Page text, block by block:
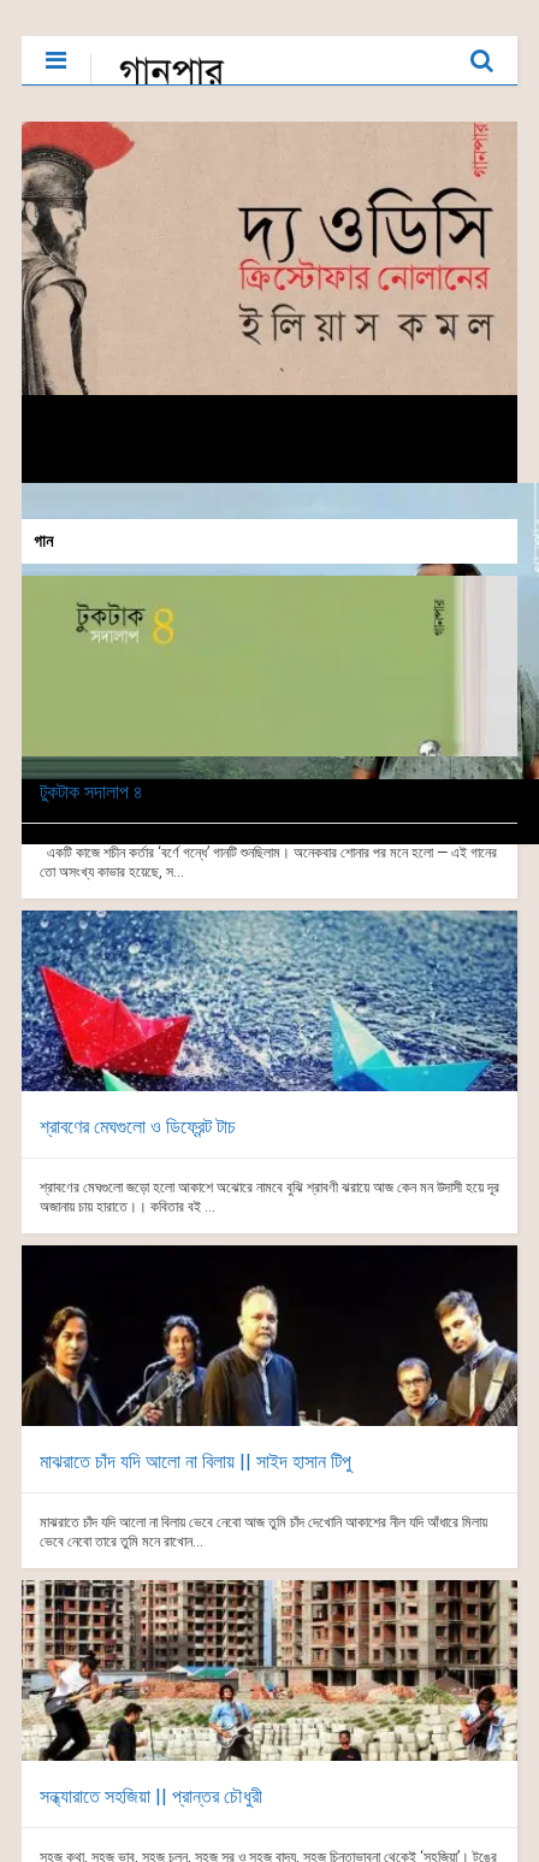
গান
টুকটাক সদালাপ ৪
একটি কাজে শচীন কর্তার ‘বর্ণে গন্ধে’ গানটি শুনছিলাম। অনেকবার শোনার পর মনে হলো — এই গানের
তো অসংখ্য কাভার হয়েছে, স...
শ্রাবণের মেঘগুলো ও ডিফ্রেন্ট টাচ
শ্রাবণের মেঘগুলো জড়ো হলো আকাশে অঝোরে নামবে বুঝি শ্রাবণী ঝরায়ে আজ কেন মন উদাসী হয়ে দূর
অজানায় চায় হারাতে।। কবিতার বই ...
মাঝরাতে চাঁদ যদি আলো না বিলায় || সাইদ হাসান টিপু
মাঝরাতে চাঁদ যদি আলো না বিলায় ভেবে নেবো আজ তুমি চাঁদ দেখোনি আকাশের নীল যদি আঁধারে মিলায়
ভেবে নেবো তারে তুমি মনে রাখোন...
সন্ধ্যারাতে সহজিয়া || প্রান্তর চৌধুরী
সহজ কথা, সহজ ভাব, সহজ চলন, সহজ সুর ও সহজ বাদ্য, সহজ চিন্তাভাবনা থেকেই ‘সহজিয়া’। টঙের